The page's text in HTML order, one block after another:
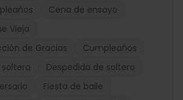
Cena de ensayo
Vieja
de Gracias
Cumpleaños
Despedida de soltero
Fiesta de baile